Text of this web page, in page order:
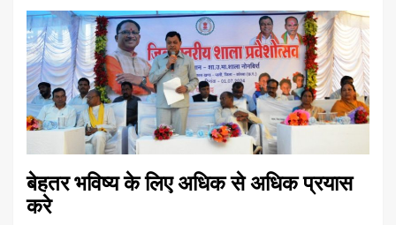
बेहतर भविष्य के लिए अधिक से अधिक प्रयास
करे